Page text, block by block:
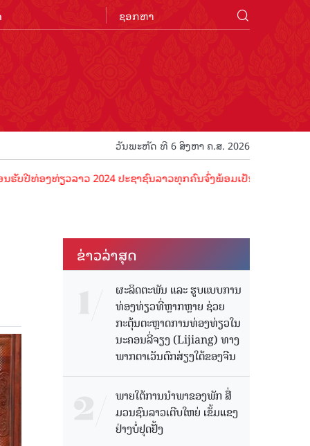
ວັນພະຫັດ ທີ 6 ສິງຫາ ຄ.ສ. 2026
ງທ່ຽວລາວ 2024 ປະຊາຊົນລາວທຸກຄົນຈົ່ງພ້ອມເປັນເຈົ້າພາບທີ່ດີ ຕ້ອນຮັ
ຂ່າວ​ລ່າ​ສຸດ
ຜະລິດຕະພັນ ແລະ ຮູບແບບການ
ທ່ອງທ່ຽວທີ່ຫຼາກຫຼາຍ ຊ່ວຍ
ກະຕຸ້ນຕະຫຼາດການທ່ອງທ່ຽວໃນ
ນະຄອນລີ່ຈຽງ (Lijiang) ທາງ
ພາກຕາເວັນຕົກສ່ຽງໃຕ້ຂອງຈີນ
ພາຍໃຕ້ການນໍາພາຂອງພັກ ສື່
ມວນຊົນລາວເຕີບໃຫຍ່ ເຂັ້ມແຂງ
ຢ່າງບໍ່ຢຸດຢັ້ງ